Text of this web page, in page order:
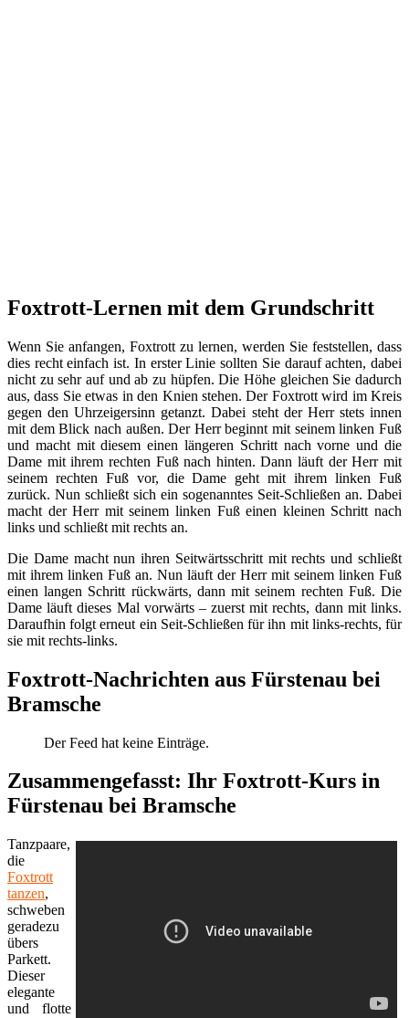
Foxtrott-Lernen mit dem Grundschritt
Wenn Sie anfangen, Foxtrott zu lernen, werden Sie feststellen, dass
dies recht einfach ist. In erster Linie sollten Sie darauf achten, dabei
nicht zu sehr auf und ab zu hüpfen. Die Höhe gleichen Sie dadurch
aus, dass Sie etwas in den Knien stehen. Der Foxtrott wird im Kreis
gegen den Uhrzeigersinn getanzt. Dabei steht der Herr stets innen
mit dem Blick nach außen. Der Herr beginnt mit seinem linken Fuß
und macht mit diesem einen längeren Schritt nach vorne und die
Dame mit ihrem rechten Fuß nach hinten. Dann läuft der Herr mit
seinem rechten Fuß vor, die Dame geht mit ihrem linken Fuß
zurück. Nun schließt sich ein sogenanntes Seit-Schließen an. Dabei
macht der Herr mit seinem linken Fuß einen kleinen Schritt nach
links und schließt mit rechts an.
Die Dame macht nun ihren Seitwärtsschritt mit rechts und schließt
mit ihrem linken Fuß an. Nun läuft der Herr mit seinem linken Fuß
einen langen Schritt rückwärts, dann mit seinem rechten Fuß. Die
Dame läuft dieses Mal vorwärts – zuerst mit rechts, dann mit links.
Daraufhin folgt erneut ein Seit-Schließen für ihn mit links-rechts, für
sie mit rechts-links.
Foxtrott-Nachrichten aus Fürstenau bei
Bramsche
Der Feed hat keine Einträge.
Zusammengefasst: Ihr Foxtrott-Kurs in
Fürstenau bei Bramsche
Tanzpaare,
die
Foxtrott
tanzen,
schweben
geradezu
übers
Parkett.
Dieser
elegante
und flotte